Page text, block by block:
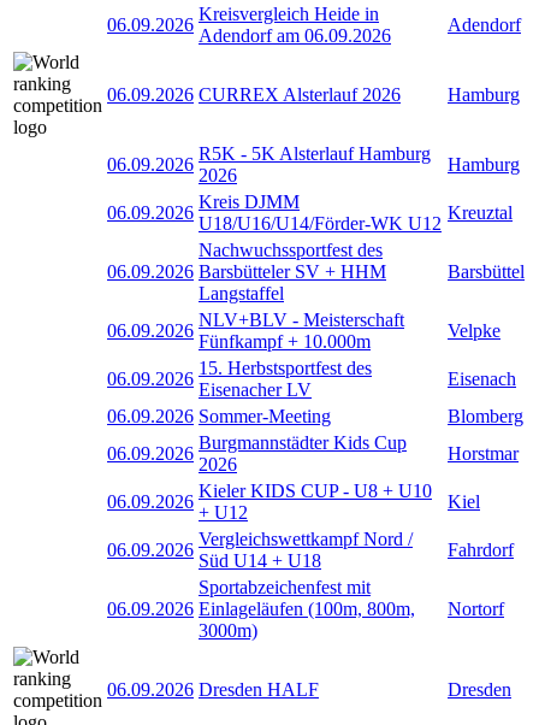
06.09.2026
Kreisvergleich Heide in
Adendorf am 06.09.2026
Adendorf
06.09.2026 CURREX Alsterlauf 2026 Hamburg
06.09.2026
R5K - 5K Alsterlauf Hamburg
2026
Hamburg
06.09.2026
Kreis DJMM
U18/U16/U14/Förder-WK U12
Kreuztal
06.09.2026
Nachwuchssportfest des
Barsbütteler SV + HHM
Langstaffel
Barsbüttel
06.09.2026
NLV+BLV - Meisterschaft
Fünfkampf + 10.000m
Velpke
06.09.2026
15. Herbstsportfest des
Eisenacher LV
Eisenach
06.09.2026 Sommer-Meeting
Blomberg
06.09.2026
Burgmannstädter Kids Cup
2026
Horstmar
06.09.2026
Kieler KIDS CUP - U8 + U10
+ U12
Kiel
06.09.2026
Vergleichswettkampf Nord /
Süd U14 + U18
Fahrdorf
06.09.2026
Sportabzeichenfest mit
Einlageläufen (100m, 800m,
3000m)
Nortorf
06.09.2026 Dresden HALF Dresden